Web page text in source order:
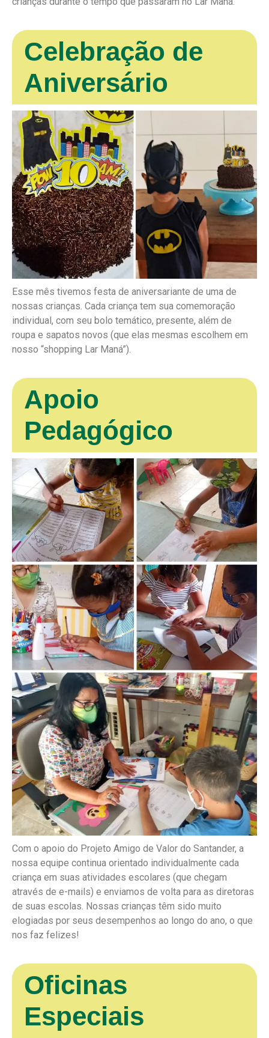
Celebração de
Aniversário
Esse mês tivemos festa de aniversariante de uma de
nossas crianças. Cada criança tem sua comemoração
individual, com seu bolo temático, presente, além de
roupa e sapatos novos (que elas mesmas escolhem em
nosso “shopping Lar Maná”).
Apoio
Pedagógico
Com o apoio do Projeto Amigo de Valor do Santander, a
nossa equipe continua orientado individualmente cada
criança em suas atividades escolares (que chegam
através de e-mails) e enviamos de volta para as diretoras
de suas escolas. Nossas crianças têm sido muito
elogiadas por seus desempenhos ao longo do ano, o que
nos faz felizes!
Oficinas
Especiais